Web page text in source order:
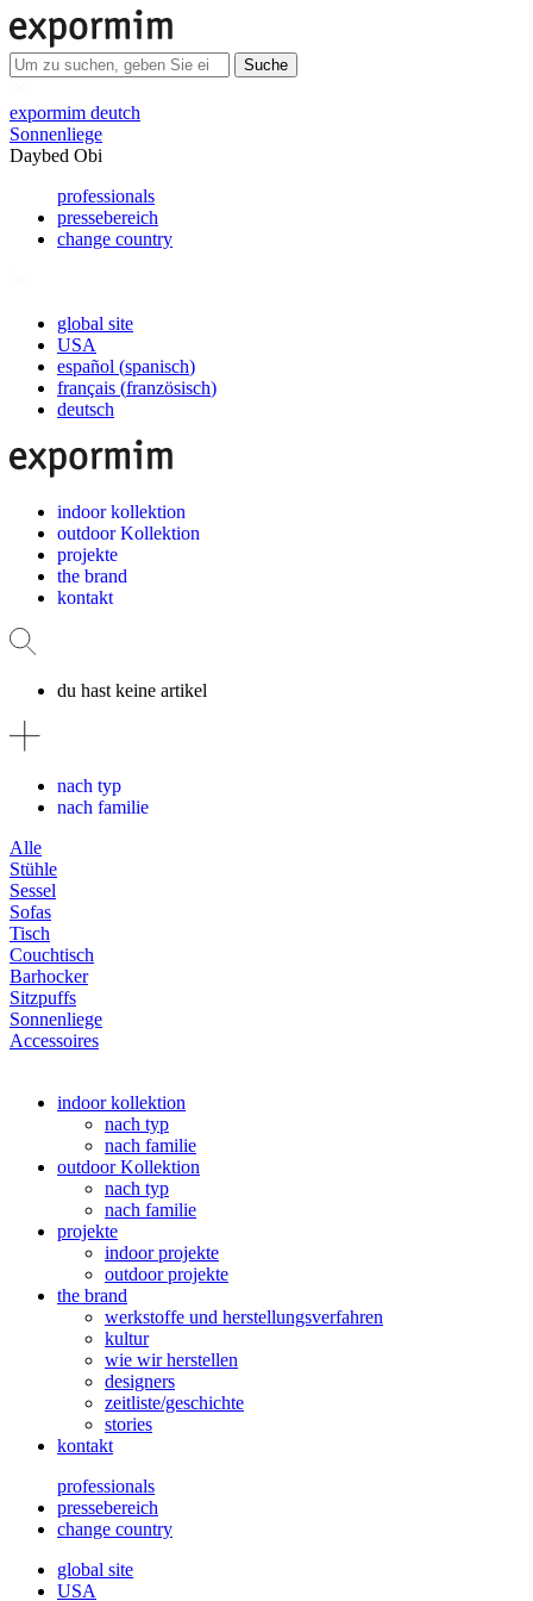
Suche
expormim deutch
Sonnenliege
Daybed Obi
professionals
pressebereich
change country
global site
USA
español (spanisch)
français (französisch)
deutsch
indoor kollektion
outdoor Kollektion
projekte
the brand
kontakt
du hast keine artikel
nach typ
nach familie
Alle
Stühle
Sessel
Sofas
Tisch
Couchtisch
Barhocker
Sitzpuffs
Sonnenliege
Accessoires
indoor kollektion
nach typ
nach familie
outdoor Kollektion
nach typ
nach familie
projekte
indoor projekte
outdoor projekte
the brand
werkstoffe und herstellungsverfahren
kultur
wie wir herstellen
designers
zeitliste/geschichte
stories
kontakt
professionals
pressebereich
change country
global site
USA